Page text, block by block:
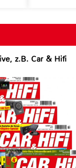
z.B. Car & Hifi